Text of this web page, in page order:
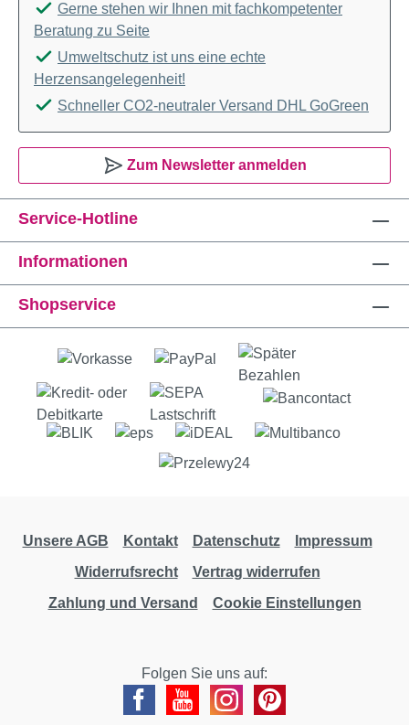
Service-Hotline
Informationen
Shopservice
Gerne stehen wir Ihnen mit fachkompetenter
Beratung zu Seite
Umweltschutz ist uns eine echte
Herzensangelegenheit!
Schneller CO2-neutraler Versand DHL GoGreen
Zum Newsletter anmelden
Unsere AGB Kontakt Datenschutz
Impressum
Widerrufsrecht
Vertrag widerrufen
Zahlung und Versand
Cookie Einstellungen
Folgen Sie uns auf: